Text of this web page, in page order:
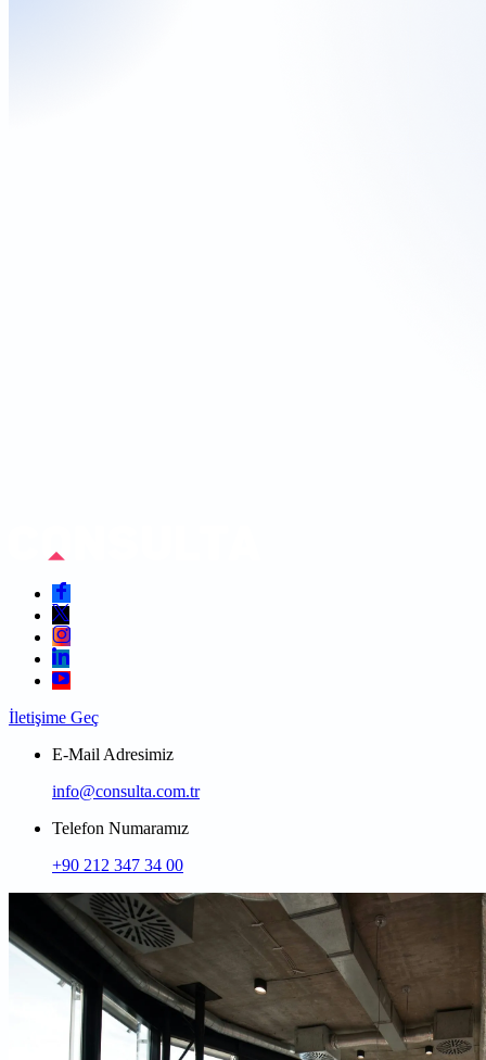
İletişime Geç
E-Mail Adresimiz
info@consulta.com.tr
Telefon Numaramız
+90 212 347 34 00